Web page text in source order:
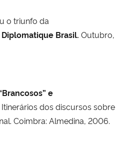
o triunfo da
Brasil. Outubro,
e
Itinerários dos discursos sobre
Coimbra: Almedina, 2006.